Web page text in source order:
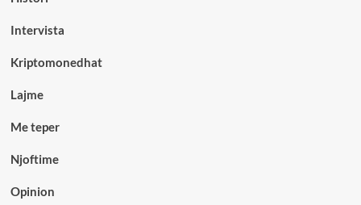
Intervista
Kriptomonedhat
Lajme
Me teper
Njoftime
Opinion